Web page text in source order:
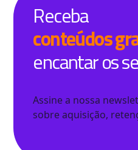
Receba
conteúdos
encantar os
Assine a nossa
sobre aquisição,